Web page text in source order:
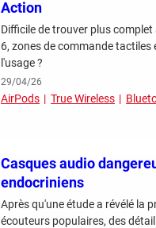
Action
Difficile de trouver plus
6, zones de commande tactiles
l'usage ?
29/04/26
AirPods True Wireless
Casques audio
endocriniens
Après qu'une étude a révélé la
écouteurs populaires, des